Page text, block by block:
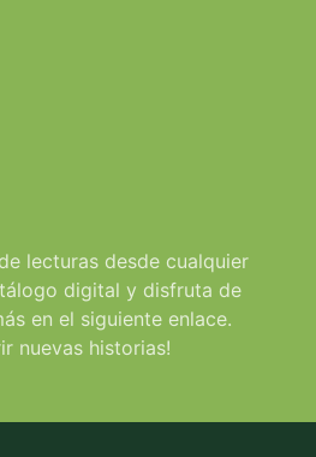
lecturas desde cualquier
digital y disfruta de
en el siguiente enlace.
nuevas historias!